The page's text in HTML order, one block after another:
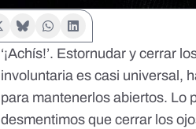
‘¡Achís!’. Estornudar y cerrar
involuntaria es casi universal,
para mantenerlos abiertos. Lo
desmentimos que cerrar los